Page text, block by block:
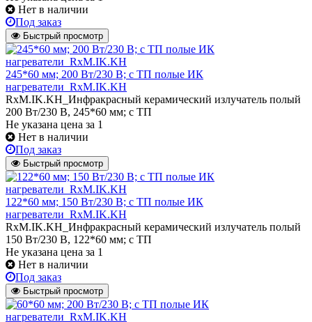
Нет в наличии
Под заказ
Быстрый просмотр
245*60 мм; 200 Вт/230 В; с ТП полые ИК
нагреватели_RxM.IK.KH
RxM.IK.KH_Инфракрасный керамический излучатель полый
200 Вт/230 В, 245*60 мм; с ТП
Не указана цена за 1
Нет в наличии
Под заказ
Быстрый просмотр
122*60 мм; 150 Вт/230 В; с ТП полые ИК
нагреватели_RxM.IK.KH
RxM.IK.KH_Инфракрасный керамический излучатель полый
150 Вт/230 В, 122*60 мм; с ТП
Не указана цена за 1
Нет в наличии
Под заказ
Быстрый просмотр